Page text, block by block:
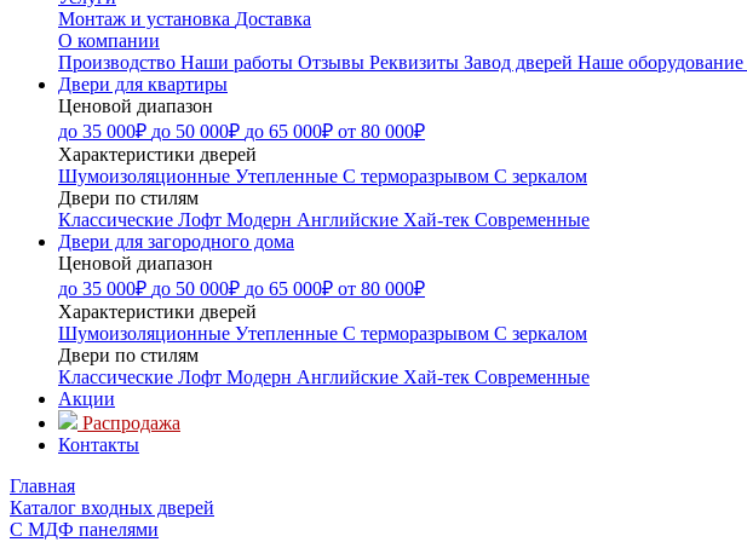
Монтаж и установка Доставка
О компании
Производство Наши работы Отзывы Реквизиты Завод дверей Наше оборудование
Двери для квартиры
Ценовой диапазон
до 35 000₽ до 50 000₽ до 65 000₽ от 80 000₽
Характеристики дверей
Шумоизоляционные Утепленные С терморазрывом С зеркалом
Двери по стилям
Классические Лофт Модерн Английские Хай-тек Современные
Двери для загородного дома
Ценовой диапазон
до 35 000₽ до 50 000₽ до 65 000₽ от 80 000₽
Характеристики дверей
Шумоизоляционные Утепленные С терморазрывом С зеркалом
Двери по стилям
Классические Лофт Модерн Английские Хай-тек Современные
Акции
Распродажа
Контакты
Главная
Каталог входных дверей
С МДФ панелями